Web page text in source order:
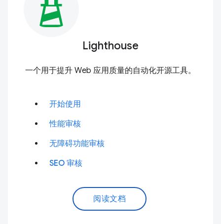
Lighthouse
一个用于提升 Web 应用质量的自动化开源工具。
开始使用
性能审核
无障碍功能审核
SEO 审核
阅读文档